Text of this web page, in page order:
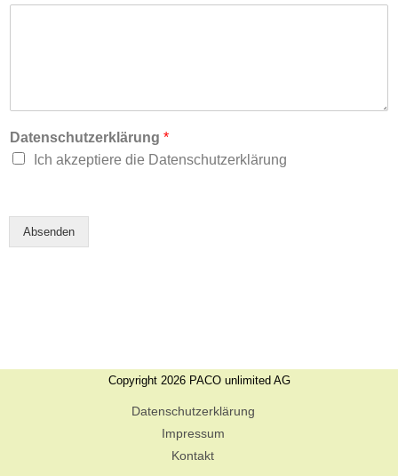
Datenschutzerklärung *
Ich akzeptiere die Datenschutzerklärung
Absenden
Copyright 2026 PACO unlimited AG
Datenschutzerklärung
Impressum
Kontakt